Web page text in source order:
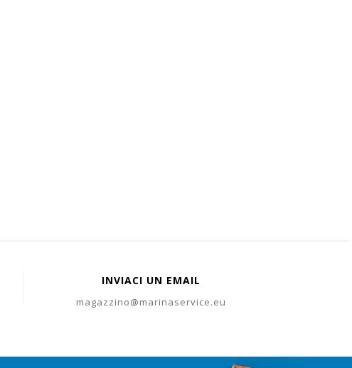
INVIACI UN EMAIL
magazzino@marinaservice.eu